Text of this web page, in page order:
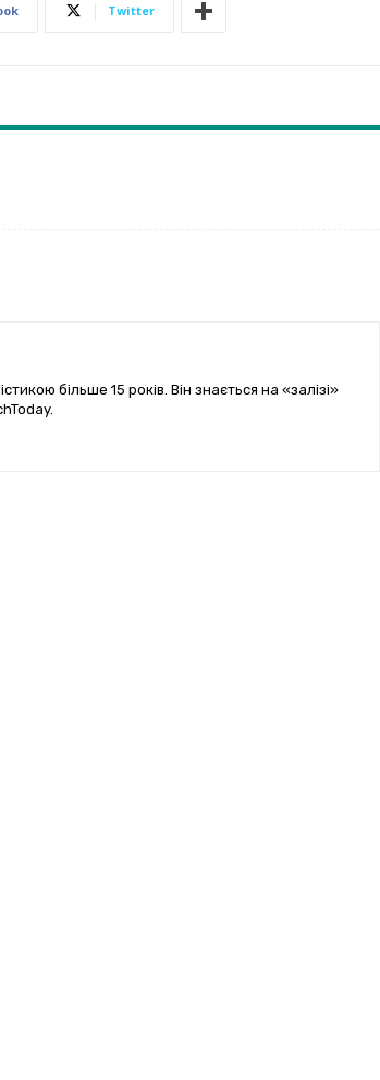
Twitter
більше 15 років. Він знається на «залізі»